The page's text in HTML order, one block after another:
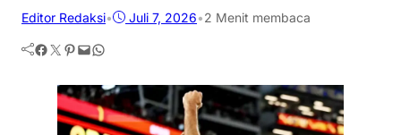
Editor Redaksi• Juli 7, 2026•2 Menit membaca
Facebook Twitter Pinterest Mail WhatsApp